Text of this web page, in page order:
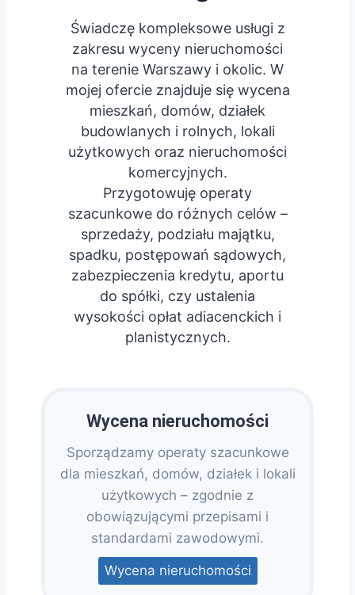
Świadczę kompleksowe usługi z
zakresu wyceny nieruchomości
na terenie Warszawy i okolic. W
mojej ofercie znajduje się wycena
mieszkań, domów, działek
budowlanych i rolnych, lokali
użytkowych oraz nieruchomości
komercyjnych.
Przygotowuję operaty
szacunkowe do różnych celów –
sprzedaży, podziału majątku,
spadku, postępowań sądowych,
zabezpieczenia kredytu, aportu
do spółki, czy ustalenia
wysokości opłat adiacenckich i
planistycznych.
Wycena nieruchomości
Sporządzamy operaty szacunkowe
dla mieszkań, domów, działek i lokali
użytkowych – zgodnie z
obowiązującymi przepisami i
standardami zawodowymi.
Wycena nieruchomości